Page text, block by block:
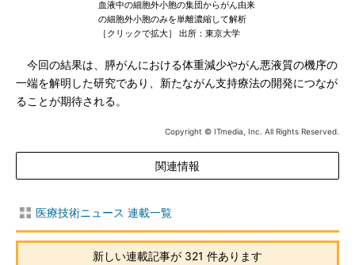
血液中の細胞外小胞の集団からがん由来
の細胞外小胞のみを単離濃縮して解析
［クリックで拡大］ 出所：東京大学
今回の結果は、膵がんにおける体重減少やがん悪液質の機序の
一端を解明した研究であり、新たながん支持療法の開発につなが
ることが期待される。
Copyright © ITmedia, Inc. All Rights Reserved.
関連情報
医療技術ニュース 連載一覧
新しい連載記事が 321 件あります